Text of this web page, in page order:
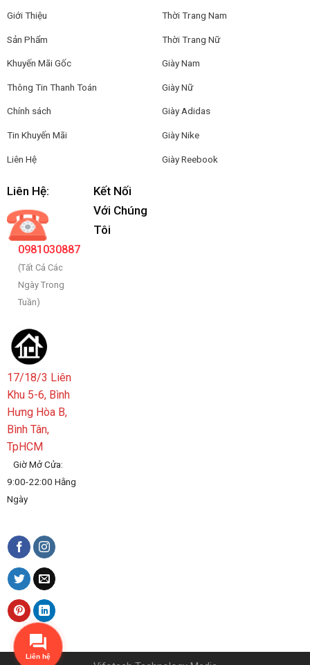
Giới Thiệu
Sản Phẩm
Khuyến Mãi Gốc
Thông Tin Thanh Toán
Chính sách
Tin Khuyến Mãi
Liên Hệ
Thời Trang Nam
Thời Trang Nữ
Giày Nam
Giày Nữ
Giày Adidas
Giày Nike
Giày Reebook
Liên Hệ:
0981030887
(Tất Cả Các
Ngày Trong
Tuần)
17/18/3 Liên
Khu 5-6, Bình
Hưng Hòa B,
Bình Tân,
TpHCM
Giờ Mở Cửa:
9:00-22:00 Hằng
Ngày
Kết Nối
Với Chúng
Tôi